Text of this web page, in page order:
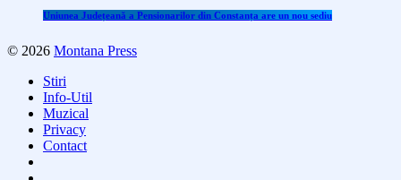
Uniunea Județeană a Pensionarilor din Constanța are un nou sediu
© 2026 Montana Press
Stiri
Info-Util
Muzical
Privacy
Contact